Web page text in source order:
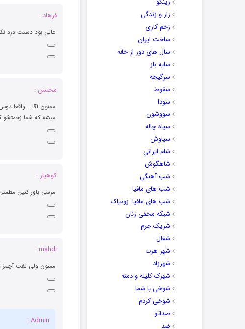
رینگو
زار و زندگی
زخم کاری
ساخت ایران
سال های دور از خانه
سایه باز
سرگیجه
سقوط
سودا
سووشون
سیاه چاله
سیاوش
شام ایرانی
شاهگوش
شب آهنگی
شب های مافیا
شب های مافیا: زودیاک
شبکه مخفی زنان
شریک جرم
شغال
شهر هرت
شهرزاد
شهرک کلیله و دمنه
شوخی با شما
شوخی کردم
صداتو
ضد
فرهاد :
عالی بود دستت درد
محسن :
ممنون آقا…..واقعا
ميشه كه شما
کوهیار :
مرسی باور کنین
mahdi :
ممنون ولی لغت آچمز
Admin :